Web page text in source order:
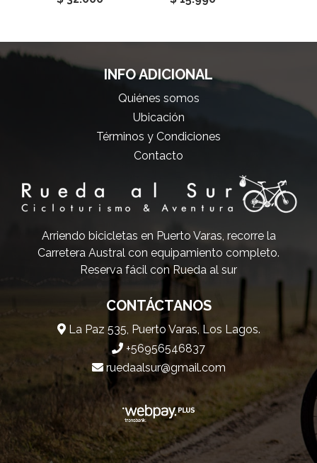
INFO ADICIONAL
Quiénes somos
Ubicación
Términos y Condiciones
Contacto
Arriendo bicicletas en Puerto Varas, recorre la
Carretera Austral con equipamiento completo.
Reserva fácil con Rueda al sur
CONTÁCTANOS
La Paz 535, Puerto Varas, Los Lagos.
+56956546837
ruedaalsur@gmail.com